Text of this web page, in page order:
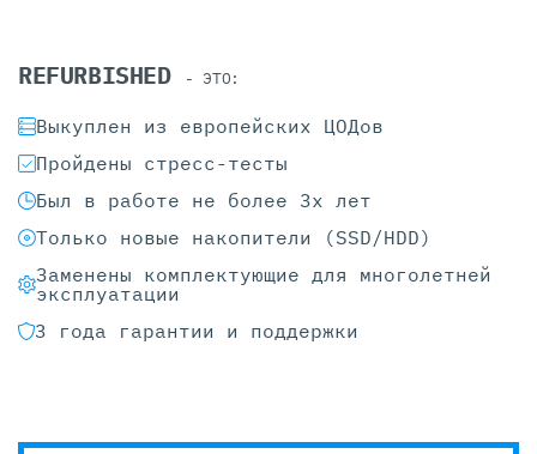
REFURBISHED - ЭТО:
Выкуплен из европейских ЦОДов
Пройдены стресс-тесты
Был в работе не более 3х лет
Только новые накопители (SSD/HDD)
Заменены комплектующие для многолетней
эксплуатации
3 года гарантии и поддержки